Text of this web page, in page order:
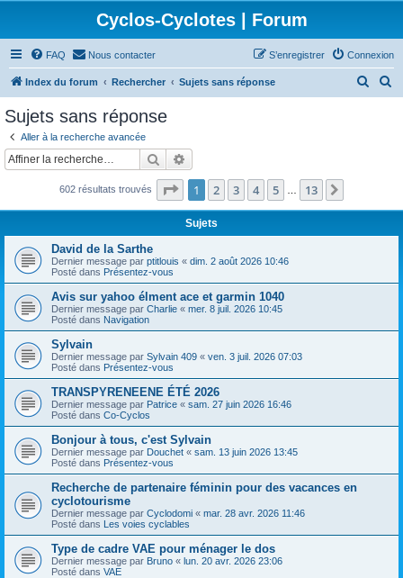
Cyclos-Cyclotes | Forum
FAQ Nous contacter Connexion
S’enregistrer
Index du forum Rechercher Sujets sans réponse
c
c
Sujets sans réponse
Aller à la recherche avancée
Rechercher
602 résultats trouvés Page 1sur13
1 2 3 4 5 13
Sujets
David de la Sarthe
Dernier message par ptitlouis « dim. 2 août 2026 10:46
Posté dans Présentez-vous
Avis sur yahoo élment ace et garmin 1040
Dernier message par Charlie « mer. 8 juil. 2026 10:45
Posté dans Navigation
Sylvain
Dernier message par Sylvain 409 « ven. 3 juil. 2026 07:03
Posté dans Présentez-vous
TRANSPYRENEENE ÉTÉ 2026
Dernier message par Patrice « sam. 27 juin 2026 16:46
Posté dans Co-Cyclos
Bonjour à tous, c'est Sylvain
Dernier message par Douchet « sam. 13 juin 2026 13:45
Posté dans Présentez-vous
Recherche de partenaire féminin pour des vacances en
cyclotourisme
Dernier message par Cyclodomi « mar. 28 avr. 2026 11:46
Posté dans Les voies cyclables
Type de cadre VAE pour ménager le dos
Dernier message par Bruno « lun. 20 avr. 2026 23:06
Posté dans VAE